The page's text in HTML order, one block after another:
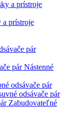
a prístroje
Nástenné
odsávače pár
odsávače pár
Zabudovateľné